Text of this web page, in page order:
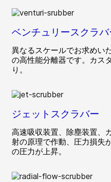
ベンチュリースクラバ
異なるスケールでお求めい
の高性能分離器です。カス
り。
ジェットスクラバー
高速吸収装置、除塵装置、
射の原理で作動、圧力損失
の圧力が上昇。